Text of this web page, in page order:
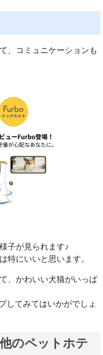
、コミュニケーションも
子が見られます♪
特にいいと思います。
、かわいい犬猫がいっぱ
してみてはいかがでしょ
のペットホテ